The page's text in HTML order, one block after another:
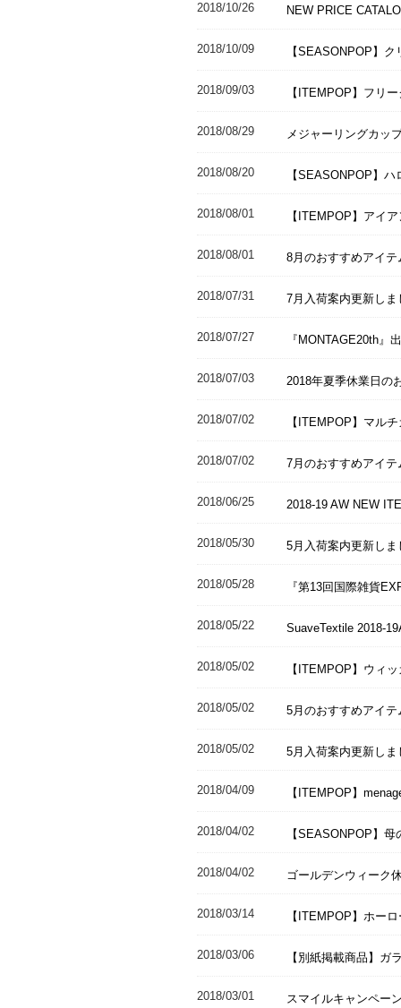
2018/10/26 NEW PRICE
2018/10/09 【SEASONPOP】
2018/09/03 【ITEMPOP】フリ
2018/08/29 メジャーリングカッ
2018/08/20 【SEASONPOP】
2018/08/01 【ITEMPOP】アイ
2018/08/01 8月のおすすめアイ
2018/07/31 7月入荷案内更新しま
2018/07/27 『MONTAGE20th』
2018/07/03 2018年夏季休業日の
2018/07/02 【ITEMPOP】マル
2018/07/02 7月のおすすめアイ
2018/06/25 2018-19 AW NEW
2018/05/30 5月入荷案内更新しま
2018/05/28 『第13回国際雑貨
2018/05/22 SuaveTextile 2018-
2018/05/02 【ITEMPOP】ウィ
2018/05/02 5月のおすすめアイ
2018/05/02 5月入荷案内更新しま
2018/04/09 【ITEMPOP】
2018/04/02 【SEASONPOP】
2018/04/02 ゴールデンウィーク
2018/03/14 【ITEMPOP】ホー
2018/03/06 【別紙掲載商品】ガ
2018/03/01 スマイルキャンペー